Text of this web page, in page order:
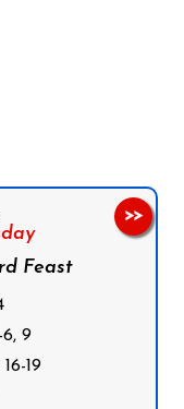
Feast
6, 9
19
>>